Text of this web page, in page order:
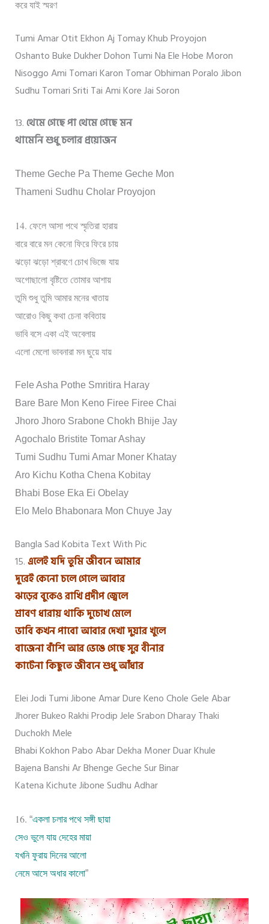
করে যাই স্মরণ
Tumi Amar Otit Ekhon Aj Tomay Khub Proyojon
Oshanto Buke Dukher Dohon Tumi Na Ele Hobe Moron
Nisoggo Ami Tomari Karon Tomar Obhiman Poralo Jibon
Sudhu Tomari Sriti Tai Ami Kore Jai Soron
13.থেমে গেছে পা থেমে গেছে মন
থামেনি শুধু চলার প্রয়োজন
Theme Geche Pa Theme Geche Mon
Thameni Sudhu Cholar Proyojon
14. ফেলে আসা পথে স্মৃতিরা হারায়
বারে বারে মন কেনো ফিরে ফিরে চায়
ঝড়ো ঝড়ো শ্রাবণে চোখ ভিজে যায়
অগোছালো বৃষ্টিতে তোমার আশায়
তুমি শুধু তুমি আমার মনের খাতায়
আরোও কিছু কথা চেনা কবিতায়
ভাবি বসে একা এই অবেলায়
এলো মেলো ভাবনারা মন ছুয়ে যায়
Fele Asha Pothe Smritira Haray
Bare Bare Mon Keno Firee Firee Chai
Jhoro Jhoro Srabone Chokh Bhije Jay
Agochalo Bristite Tomar Ashay
Tumi Sudhu Tumi Amar Moner Khatay
Aro Kichu Kotha Chena Kobitay
Bhabi Bose Eka Ei Obelay
Elo Melo Bhabonara Mon Chuye Jay
Bangla Sad Kobita Text With Pic
15.এলেই যদি তুমি জীবনে আমার
দূরেই কেনো চলে গেলে আবার
ঝড়ের বুকেও রাখি প্রদীপ জ্বেলে
শ্রাবণ ধারায় থাকি দুচোখ মেলে
ভাবি কখন পাবো আবার দেখা দুয়ার খুলে
বাজেনা বাঁশি আর ভেঙে গেছে সুর বীনার
কাটেনা কিছুতে জীবনে শুধু আঁধার
Elei Jodi Tumi Jibone Amar Dure Keno Chole Gele Abar
Jhorer Bukeo Rakhi Prodip Jele Srabon Dharay Thaki
Duchokh Mele
Bhabi Kokhon Pabo Abar Dekha Moner Duar Khule
Bajena Banshi Ar Bhenge Geche Sur Binar
Katena Kichute Jibone Sudhu Adhar
16. “একলা চলার পথে সঙ্গী ছায়া
সেও ভুলে যায় দেহের মায়া
যখনি ফুরায় দিনের আলো
নেমে আসে অধার কালো”